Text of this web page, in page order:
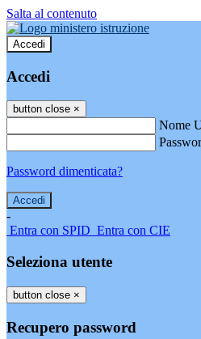
Salta al contenuto
Accedi
Accedi
button close ×
Nome
Password dimenticata?
-
Entra con SPID Entra con CIE
Seleziona utente
button close ×
Recupero password